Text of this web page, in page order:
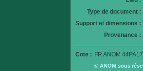
Type de document :
Support et dimensions :
Provenance :
Cote : FR ANOM
© ANOM sous